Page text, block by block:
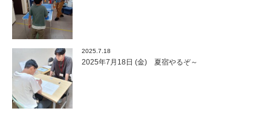
2025.7.18
2025年7月18日 (金) 夏宿やるぞ～